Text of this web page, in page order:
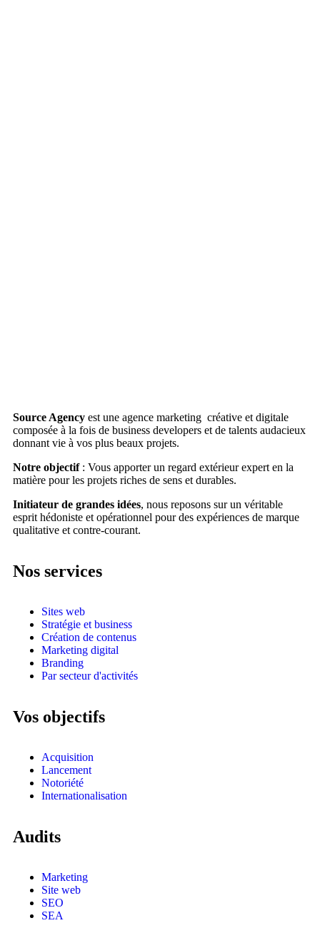
Source Agency est une agence marketing créative et digitale
composée à la fois de business developers et de talents audacieux
donnant vie à vos plus beaux projets.
Notre objectif: Vous apporter un regard extérieur expert en la
matière pour les projets riches de sens et durables.
Initiateur de grandes idées, nous reposons sur un véritable
esprit hédoniste et opérationnel pour des expériences de marque
qualitative et contre-courant.
Nos services
Sites web
Stratégie et business
Création de contenus
Marketing digital
Branding
Par secteur d'activités
Vos objectifs
Acquisition
Lancement
Notoriété
Internationalisation
Audits
Marketing
Site web
SEO
SEA